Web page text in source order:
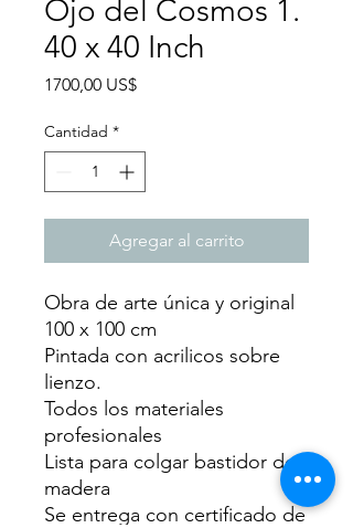
Ojo del Cosmos 1.
40 x 40 Inch
1700,00 US$Precio
Cantidad *
Agregar al carrito
Obra de arte única y original
100 x 100 cm
Pintada con acrilicos sobre
lienzo.
Todos los materiales
profesionales
Lista para colgar bastidor de
madera
Se entrega con certificado de